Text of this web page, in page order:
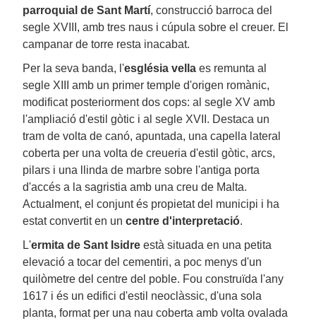
parroquial de Sant Martí, construcció barroca del
segle XVIII, amb tres naus i cúpula sobre el creuer. El
campanar de torre resta inacabat.
Per la seva banda, l'església vella es remunta al
segle XIII amb un primer temple d'origen romànic,
modificat posteriorment dos cops: al segle XV amb
l'ampliació d'estil gòtic i al segle XVII. Destaca un
tram de volta de canó, apuntada, una capella lateral
coberta per una volta de creueria d'estil gòtic, arcs,
pilars i una llinda de marbre sobre l'antiga porta
d'accés a la sagristia amb una creu de Malta.
Actualment, el conjunt és propietat del municipi i ha
estat convertit en un centre d'interpretació.
L'ermita de Sant Isidre està situada en una petita
elevació a tocar del cementiri, a poc menys d'un
quilòmetre del centre del poble. Fou construïda l'any
1617 i és un edifici d'estil neoclàssic, d'una sola
planta, format per una nau coberta amb volta ovalada